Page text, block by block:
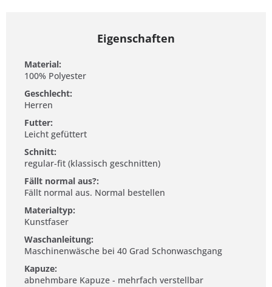
Eigenschaften
Material:
100% Polyester
Geschlecht:
Herren
Futter:
Leicht gefüttert
Schnitt:
regular-fit (klassisch geschnitten)
Fällt normal aus?:
Fällt normal aus. Normal bestellen
Materialtyp:
Kunstfaser
Waschanleitung:
Maschinenwäsche bei 40 Grad Schonwaschgang
Kapuze:
abnehmbare Kapuze - mehrfach verstellbar